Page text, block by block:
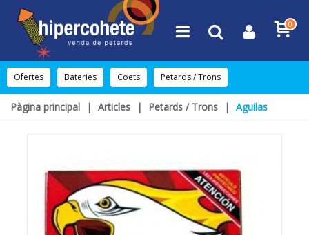
0
Ofertes Bateries Coets Petards / Trons
Pàgina principal | Articles | Petards / Trons | Aguilas